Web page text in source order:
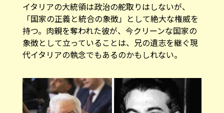
イタリアの大統領は政治の舵取りはしないが、
「国家の正義と統合の象徴」として絶大な権威を
持つ。肉親を奪われた彼が、今クリーンな国家の
象徴として立っていることは、兄の遺志を継ぐ現
代イタリアの執念でもあるのかもしれない。